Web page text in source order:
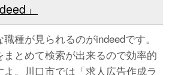
」
種が見られるのがindeedです。
とめて検索が出来るので効率的
。川口市では「求人広告作成ラ